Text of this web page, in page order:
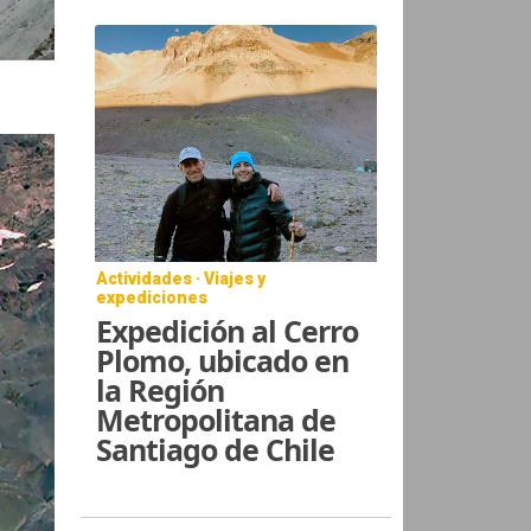
Actividades · Viajes y
expediciones
Expedición al Cerro
Plomo, ubicado en
la Región
Metropolitana de
Santiago de Chile